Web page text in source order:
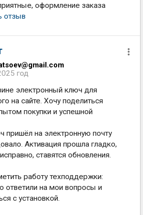
оформление заказа
отзыв
год
электронный ключ для
на сайте. Хочу поделиться
покупки и успешной
пришёл на электронную почту
Активация прошла гладко,
ставятся обновления.
работу техподдержки:
ответили на мои вопросы и
с установкой.